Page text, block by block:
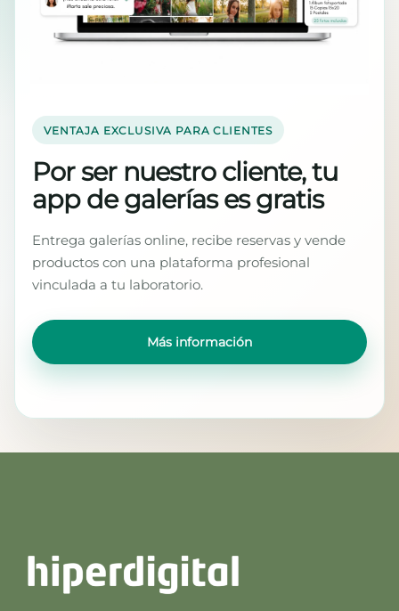
VENTAJA EXCLUSIVA PARA CLIENTES
Por ser nuestro cliente, tu
app de galerías es gratis
Entrega galerías online, recibe reservas y vende
productos con una plataforma profesional
vinculada a tu laboratorio.
Más información